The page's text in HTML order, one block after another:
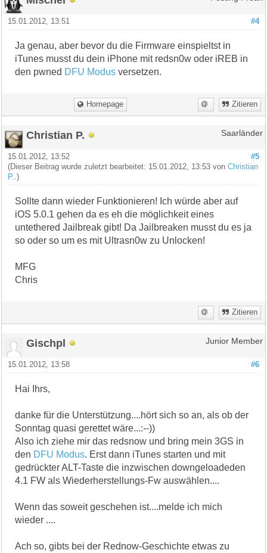
#4
15.01.2012, 13:51
Ja genau, aber bevor du die Firmware einspieltst in
iTunes musst du dein iPhone mit redsn0w oder iREB in
den pwned DFU Modus versetzen.
Homepage Zitieren
Christian P. Saarländer
#5
15.01.2012, 13:52
(Dieser Beitrag wurde zuletzt bearbeitet: 15.01.2012, 13:53 vonChristian
P. .)
Sollte dann wieder Funktionieren! Ich würde aber auf
iOS 5.0.1 gehen da es eh die möglichkeit eines
untethered Jailbreak gibt! Da Jailbreaken musst du es ja
so oder so um es mit Ultrasn0w zu Unlocken!
MFG
Chris
Zitieren
Gischpl Junior Member
#6
15.01.2012, 13:58
Hai Ihrs,
danke für die Unterstützung....hört sich so an, als ob der
Sonntag quasi gerettet wäre...:--))
Also ich ziehe mir das redsnow und bring mein 3GS in
den DFU Modus. Erst dann iTunes starten und mit
gedrückter ALT-Taste die inzwischen downgeloadeden
4.1 FW als Wiederherstellungs-Fw auswählen....
Wenn das soweit geschehen ist....melde ich mich
wieder ....
Ach so, gibts bei der Rednow-Geschichte etwas zu